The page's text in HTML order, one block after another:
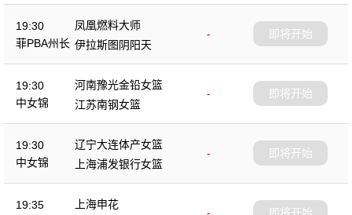
19:30
菲PBA州长
凤凰燃料大师
-
伊拉斯图阴阳天
即将开始
19:30
中女锦
河南豫光金铅女篮
-
江苏南钢女篮
即将开始
19:30
中女锦
辽宁大连体产女篮
-
上海浦发银行女篮
即将开始
19:35
上海申花